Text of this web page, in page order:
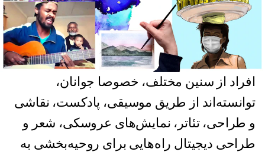
افراد از سنین مختلف، خصوصا جوانان،
توانسته‌اند از طریق موسیقی، پادکست، نقاشی
و طراحی، تئاتر، نمایش‌های عروسکی، شعر و
طراحی دیجیتال راه‌هایی برای روحیه‌بخشی به